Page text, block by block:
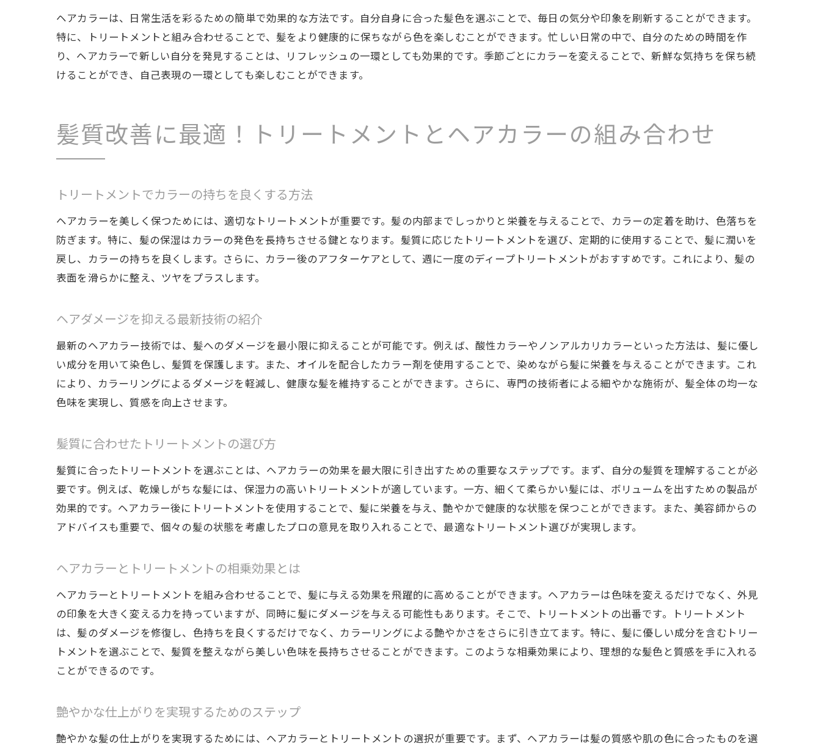
ヘアカラーで毎日が楽しくなる！色選びのポイント
日常生活に溶け込むカラー選び
ライフスタイルに合わせた色の選定方法
イベントやシーズンに応じたカラー提案
失敗しない色選びのチェックリスト
トリートメントの種類とその効果
カラー持ちを良くするための工夫
髪の強さを保ちながらカラーを楽しむ方法
サロンで受けられる特別なトリートメント
ヘアカラーは、日常生活を彩るための簡単で効果的な方法です。自分自身に合った髪色を選ぶことで、毎日の気分や印象を刷新することができます。
特に、トリートメントと組み合わせることで、髪をより健康的に保ちながら色を楽しむことができます。忙しい日常の中で、自分のための時間を作
り、ヘアカラーで新しい自分を発見することは、リフレッシュの一環としても効果的です。季節ごとにカラーを変えることで、新鮮な気持ちを保ち続
けることができ、自己表現の一環としても楽しむことができます。
髪質改善に最適！トリートメントとヘアカラーの組み合わせ
トリートメントでカラーの持ちを良くする方法
ヘアカラーを美しく保つためには、適切なトリートメントが重要です。髪の内部までしっかりと栄養を与えることで、カラーの定着を助け、色落ちを
防ぎます。特に、髪の保湿はカラーの発色を長持ちさせる鍵となります。髪質に応じたトリートメントを選び、定期的に使用することで、髪に潤いを
戻し、カラーの持ちを良くします。さらに、カラー後のアフターケアとして、週に一度のディープトリートメントがおすすめです。これにより、髪の
表面を滑らかに整え、ツヤをプラスします。
ヘアダメージを抑える最新技術の紹介
最新のヘアカラー技術では、髪へのダメージを最小限に抑えることが可能です。例えば、酸性カラーやノンアルカリカラーといった方法は、髪に優し
い成分を用いて染色し、髪質を保護します。また、オイルを配合したカラー剤を使用することで、染めながら髪に栄養を与えることができます。これ
により、カラーリングによるダメージを軽減し、健康な髪を維持することができます。さらに、専門の技術者による細やかな施術が、髪全体の均一な
色味を実現し、質感を向上させます。
髪質に合わせたトリートメントの選び方
髪質に合ったトリートメントを選ぶことは、ヘアカラーの効果を最大限に引き出すための重要なステップです。まず、自分の髪質を理解することが必
要です。例えば、乾燥しがちな髪には、保湿力の高いトリートメントが適しています。一方、細くて柔らかい髪には、ボリュームを出すための製品が
効果的です。ヘアカラー後にトリートメントを使用することで、髪に栄養を与え、艶やかで健康的な状態を保つことができます。また、美容師からの
アドバイスも重要で、個々の髪の状態を考慮したプロの意見を取り入れることで、最適なトリートメント選びが実現します。
ヘアカラーとトリートメントの相乗効果とは
ヘアカラーとトリートメントを組み合わせることで、髪に与える効果を飛躍的に高めることができます。ヘアカラーは色味を変えるだけでなく、外見
の印象を大きく変える力を持っていますが、同時に髪にダメージを与える可能性もあります。そこで、トリートメントの出番です。トリートメント
は、髪のダメージを修復し、色持ちを良くするだけでなく、カラーリングによる艶やかさをさらに引き立てます。特に、髪に優しい成分を含むトリー
トメントを選ぶことで、髪質を整えながら美しい色味を長持ちさせることができます。このような相乗効果により、理想的な髪色と質感を手に入れる
ことができるのです。
艶やかな仕上がりを実現するためのステップ
艶やかな髪の仕上がりを実現するためには、ヘアカラーとトリートメントの選択が重要です。まず、ヘアカラーは髪の質感や肌の色に合ったものを選